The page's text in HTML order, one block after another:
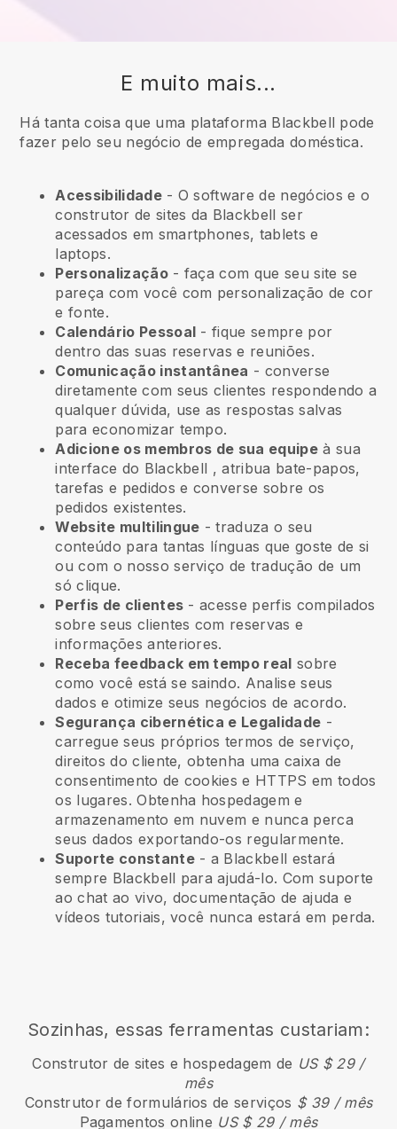
E muito mais...
Há tanta coisa que uma plataforma Blackbell pode
fazer pelo seu negócio de empregada doméstica.
Acessibilidade- O software de negócios e o
construtor de sites da Blackbell ser
acessados em smartphones, tablets e
laptops.
Personalização- faça com que seu site se
pareça com você com personalização de cor
e fonte.
Calendário Pessoal - fique sempre por
dentro das suas reservas e reuniões.
Comunicação instantânea - converse
diretamente com seus clientes respondendo a
qualquer dúvida, use as respostas salvas
para economizar tempo.
Adicione os membros de sua equipeà sua
interface do Blackbell , atribua bate-papos,
tarefas e pedidos e converse sobre os
pedidos existentes.
Website multilingue - traduza o seu
conteúdo para tantas línguas que goste de si
ou com o nosso serviço de tradução de um
só clique.
Perfis de clientes - acesse perfis compilados
sobre seus clientes com reservas e
informações anteriores.
Receba feedback em tempo real sobre
como você está se saindo. Analise seus
dados e otimize seus negócios de acordo.
Segurança cibernética e Legalidade -
carregue seus próprios termos de serviço,
direitos do cliente, obtenha uma caixa de
consentimento de cookies e HTTPS em todos
os lugares. Obtenha hospedagem e
armazenamento em nuvem e nunca perca
seus dados exportando-os regularmente.
Suporte constante- a Blackbell estará
sempre Blackbell para ajudá-lo. Com suporte
ao chat ao vivo, documentação de ajuda e
vídeos tutoriais, você nunca estará em perda.
Sozinhas, essas ferramentas custariam:
Construtor de sites e hospedagem de US $ 29 /
mês
Construtor de formulários de serviços $ 39 / mês
Pagamentos online US $ 29 / mês